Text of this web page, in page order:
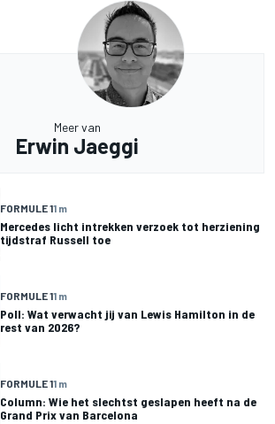
Meer van
Erwin Jaeggi
FORMULE 11 m
Mercedes licht intrekken verzoek tot herziening
tijdstraf Russell toe
FORMULE 11 m
Poll: Wat verwacht jij van Lewis Hamilton in de
rest van 2026?
FORMULE 11 m
Column: Wie het slechtst geslapen heeft na de
Grand Prix van Barcelona